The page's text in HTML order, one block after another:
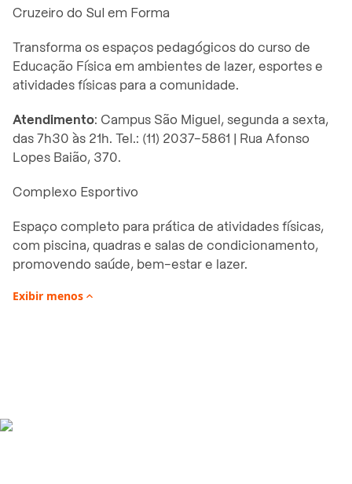
Cruzeiro do Sul em Forma
Transforma os espaços pedagógicos do curso de
Educação Física em ambientes de lazer, esportes e
atividades físicas para a comunidade.
Atendimento: Campus São Miguel, segunda a sexta,
das 7h30 às 21h. Tel.: (11) 2037-5861 | Rua Afonso
Lopes Baião, 370.
Complexo Esportivo
Espaço completo para prática de atividades físicas,
com piscina, quadras e salas de condicionamento,
promovendo saúde, bem-estar e lazer.
Exibir menos 
Depoimentos de alunos